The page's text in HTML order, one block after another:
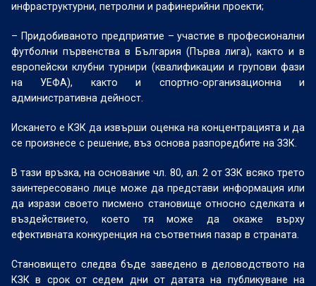
инфраструктурни, петролни и рафинерийни проекти;
– Придобиваното предприятие – участие в професионални
футболни първенства в България (Първа лига), както и в
европейски клубни турнири (квалификации и групови фази
на УЕФА), както и спортно-организационна и
административна дейност.
Искането е КЗК да извърши оценка на концентрацията и да
се произнесе с решение, въз основа разпоредбите на ЗЗК.
В тази връзка, на основание чл. 80, ал. 2 от ЗЗК всяко трето
заинтересовано лице може да представи информация или
да изрази своето писмено становище относно сделката и
въздействието, което тя може да окаже върху
ефективната конкуренция на съответния пазар в страната.
Становището следва бъде заведено в деловодството на
КЗК в срок от седем дни от датата на публикуване на